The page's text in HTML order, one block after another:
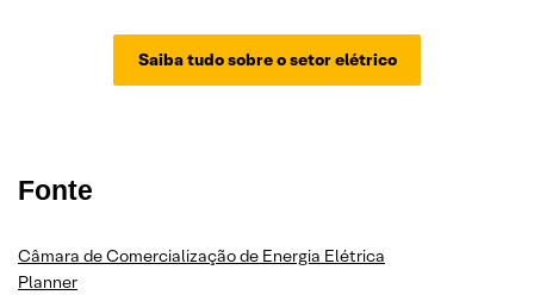
Saiba tudo sobre o setor elétrico
Fonte
Câmara de Comercialização de Energia Elétrica
Planner